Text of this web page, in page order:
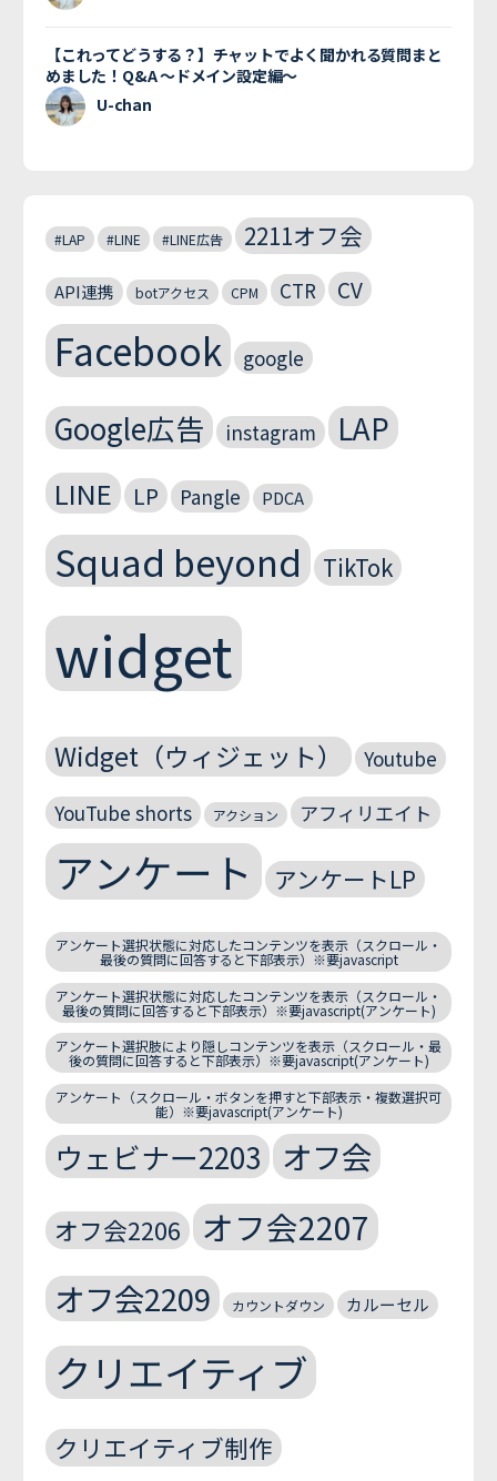
【これってどうする？】チャットでよく聞かれる質問まと
めました！Q&A 〜ドメイン設定編〜
U-chan
#LAP #LINE #LINE広告 2211オフ会
API連携 botアクセス CPM CTR CV
Facebook google
Google広告 instagram LAP
LINE LP Pangle PDCA
Squad beyond TikTok
widget
Widget（ウィジェット）
Youtube
YouTube shorts
アクション アフィリエイト
アンケート アンケートLP
アンケート選択状態に対応したコンテンツを表示（スクロール・
最後の質問に回答すると下部表示）※要javascript
アンケート選択状態に対応したコンテンツを表示（スクロール・
最後の質問に回答すると下部表示）※要javascript(アンケート)
アンケート選択肢により隠しコンテンツを表示（スクロール・最
後の質問に回答すると下部表示）※要javascript(アンケート)
アンケート（スクロール・ボタンを押すと下部表示・複数選択可
能）※要javascript(アンケート)
ウェビナー2203 オフ会
オフ会2206 オフ会2207
オフ会2209 カウントダウン カルーセル
クリエイティブ
クリエイティブ制作